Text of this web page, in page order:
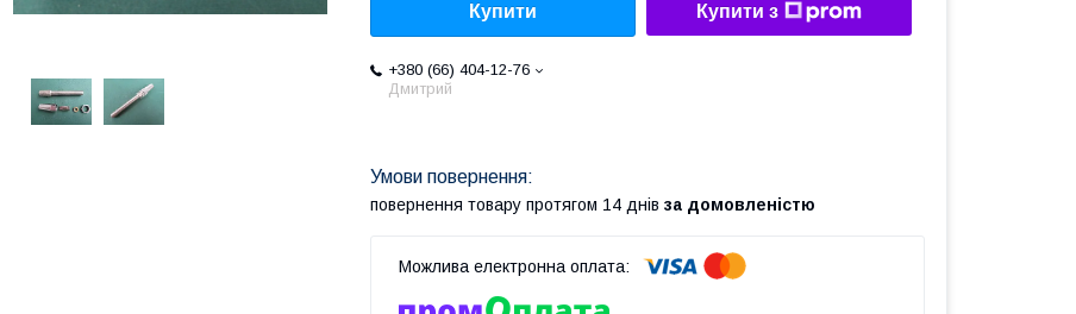
Купити Купити з
+380 (66) 404-12-76
Дмитрий
повернення товару протягом 14 днів за домовленістю